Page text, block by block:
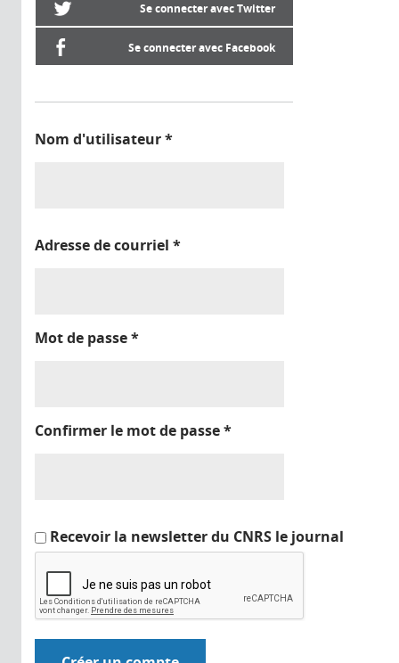
Se connecter avec Twitter
Se connecter avec Facebook
Nom d'utilisateur*
Adresse de courriel *
Mot de passe*
Confirmer le mot de passe*
Recevoir la newsletter du CNRS le journal